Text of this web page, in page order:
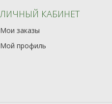
ЛИЧНЫЙ КАБИНЕТ
Мои заказы
Мой профиль